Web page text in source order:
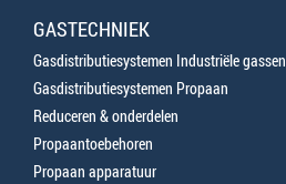
GASTECHNIEK
Gasdistributiesystemen Industriële gassen
Gasdistributiesystemen Propaan
Reduceren & onderdelen
Propaantoebehoren
Propaan apparatuur